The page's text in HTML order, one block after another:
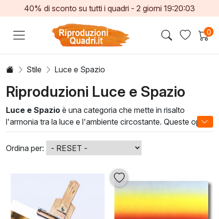
40% di sconto su tutti i quadri -2 giorni 19:20:01
0
Stile Luce e Spazio
Riproduzioni Luce e Spazio
Luce e Spazio è una categoria che mette in risalto
l'armonia tra la luce e l'ambiente circostante. Queste opere
affascinanti catturano l'essenza della luce naturale e
artificiale, creando atmosfere uniche che trasformano ogni
spazio. Gli artisti che lavorano in questo stile utilizzano
tecniche di contrasto e sfumatura per evocare sensazioni
di profondità e apertura, offrendo un viaggio visivo
attraverso le emozioni.
Luce e Spazio arricchisce gli interni, conferendo vita e
carattere a qualsiasi ambiente. Che si tratti di un soggiorno,
Ordina per: